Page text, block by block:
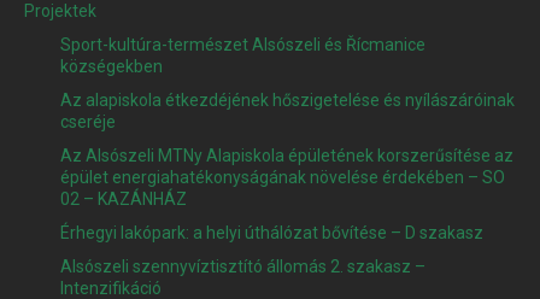
Projektek
Sport-kultúra-természet Alsószeli és Řícmanice
községekben
Az alapiskola étkezdéjének hőszigetelése és nyílászáróinak
cseréje
Az Alsószeli MTNy Alapiskola épületének korszerűsítése az
épület energiahatékonyságának növelése érdekében – SO
02 – KAZÁNHÁZ
Érhegyi lakópark: a helyi úthálózat bővítése – D szakasz
Alsószeli szennyvíztisztító állomás 2. szakasz –
Intenzifikáció